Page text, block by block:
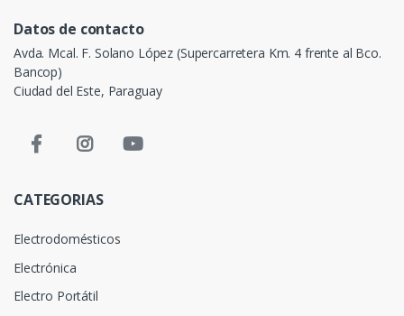
Datos de contacto
Avda. Mcal. F. Solano López (Supercarretera Km. 4 frente al Bco.
Bancop)
Ciudad del Este, Paraguay
CATEGORIAS
Electrodomésticos
Electrónica
Electro Portátil